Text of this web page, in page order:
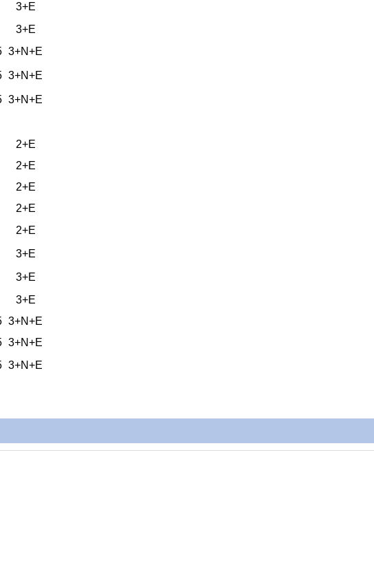
3+E
3+E
3+N+E
3+N+E
3+N+E
2+E
2+E
2+E
2+E
2+E
3+E
3+E
3+E
3+N+E
3+N+E
3+N+E